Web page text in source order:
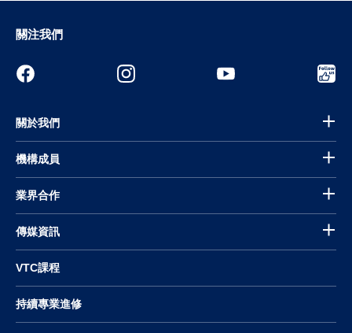
關注我們
關於我們
機構成員
業界合作
傳媒資訊
VTC課程
持續專業進修